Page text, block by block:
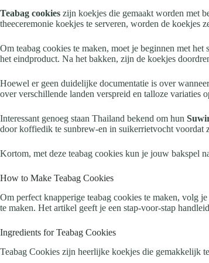
Teabag cookies zijn koekjes die gemaakt worden met
theeceremonie koekjes te serveren, worden de koekjes
Om teabag cookies te maken, moet je beginnen met
het eindproduct. Na het bakken, zijn de koekjes
Hoewel er geen duidelijke documentatie is over
over verschillende landen verspreid en talloze variaties
Interessant genoeg staan Thailand bekend om hun
door koffiedik te sunbrew-en in suikerrietvocht voordat
Kortom, met deze teabag cookies kun je jouw bakspel
How to Make Teabag Cookies
Om perfect knapperige teabag cookies te maken, volg
te maken. Het artikel geeft je een stap-voor-stap
Ingredients for Teabag Cookies
Teabag Cookies zijn heerlijke koekjes die gemakkelijk